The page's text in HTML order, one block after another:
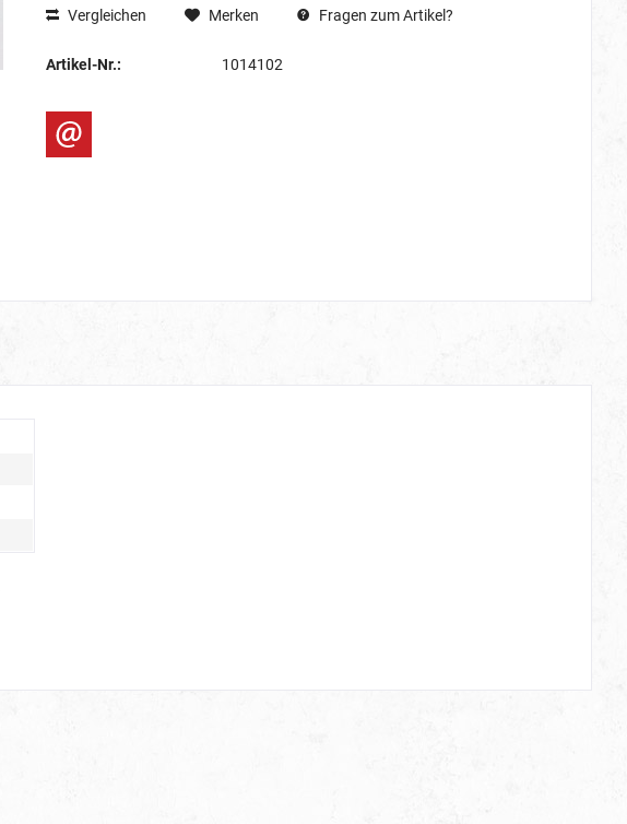
Vergleichen Merken Fragen zum Artikel?
Artikel-Nr.: 1014102